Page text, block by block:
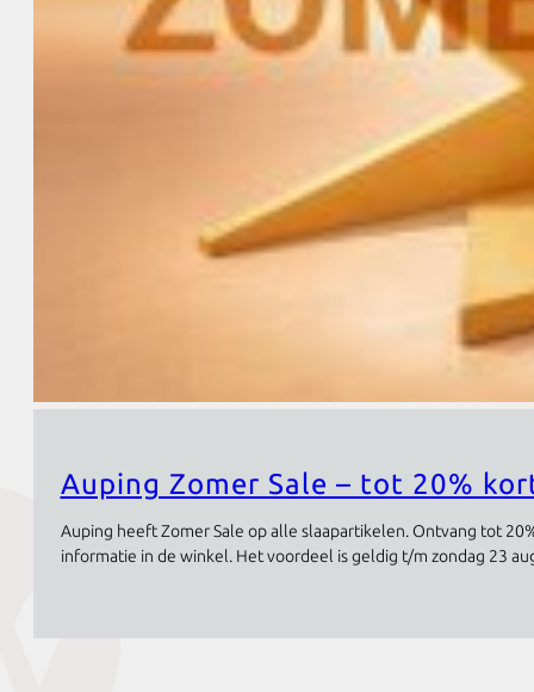
Auping Zomer Sale – tot 20%
Auping heeft Zomer Sale op alle slaapartikelen. Ontvang tot
informatie in de winkel. Het voordeel is geldig t/m zondag 23